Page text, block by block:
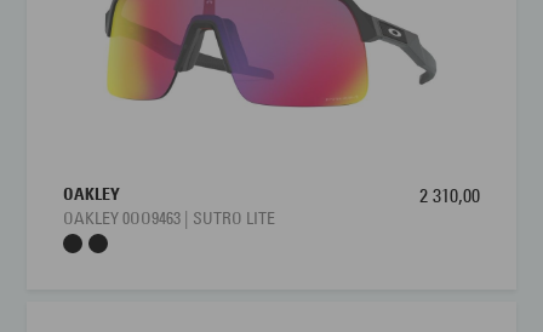
OAKLEY
OAKLEY 0OO9463 | SUTRO LITE
2 310,00